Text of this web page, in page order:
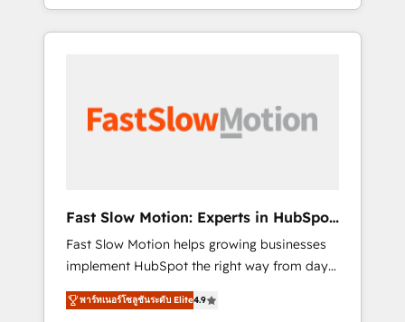
livrés. Accrédités HubSpot CRM
Implementation, Data Migration & Custom
the ROI they expected due to poor adoption,
messy data, and disconnected teams getting
so it actually drives revenue, not just reports
reporting - Workflow automation and data
clean-up - Sales enablement and team
training - Ongoing optimisation and RevOps
support Based in Leeds and London, we
partner with SMEs across the UK who are
Fast Slow Motion: Experts in HubSpot
& Salesforce
Fast Slow Motion helps growing businesses
implement HubSpot the right way from day
one — with the flexibility to scale as
complexity increases. Highly certified in both
พาร์ทเนอร์โซลูชันระดับ Elite4.9